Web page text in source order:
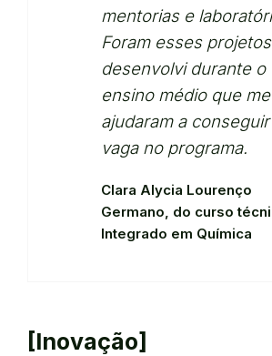
mentorias e
Foram esses
desenvolvi durante o
ensino médio que me
ajudaram a conseguir
vaga no programa.
Clara Alycia Lourenço
Germano, do curso
Integrado em Química
[Inovação]